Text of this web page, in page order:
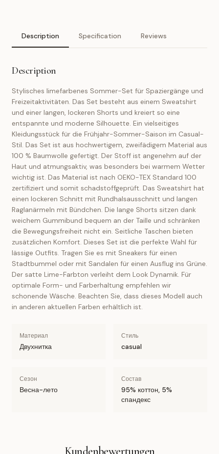
Description Specification Reviews
Description
Stylisches limefarbenes Sommer-Set für Spaziergänge und
Freizeitaktivitäten. Das Set besteht aus einem Sweatshirt
und einer langen, lockeren Shorts und kreiert so eine
entspannte und moderne Silhouette. Ein vielseitiges
Kleidungsstück für die Frühjahr-Sommer-Saison im Casual-
Stil. Das Set ist aus hochwertigem, zweifädigem Material aus
100 % Baumwolle gefertigt. Der Stoff ist angenehm auf der
Haut und atmungsaktiv, was besonders bei warmem Wetter
wichtig ist. Das Material ist nach OEKO-TEX Standard 100
zertifiziert und somit schadstoffgeprüft. Das Sweatshirt hat
einen lockeren Schnitt mit Rundhalsausschnitt und langen
Raglanärmeln mit Bündchen. Die lange Shorts sitzen dank
weichem Gummibund bequem an der Taille und schränken
die Bewegungsfreiheit nicht ein. Seitliche Taschen bieten
zusätzlichen Komfort. Dieses Set ist die perfekte Wahl für
lässige Outfits. Tragen Sie es mit Sneakers für einen
Stadtbummel oder mit Sandalen für einen Ausflug ins Grüne.
Der satte Lime-Farbton verleiht dem Look Dynamik. Für
optimale Form- und Farberhaltung empfehlen wir
schonende Wäsche. Beachten Sie, dass dieses Modell auch
in anderen aktuellen Farben erhältlich ist.
Материал
Двухнитка
Стиль
casual
Сезон
Весна-лето
Состав
95% коттон, 5%
спандекс